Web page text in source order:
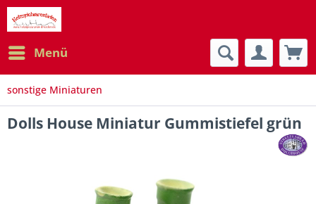
Menü
sonstige Miniaturen
Dolls House Miniatur Gummistiefel grün